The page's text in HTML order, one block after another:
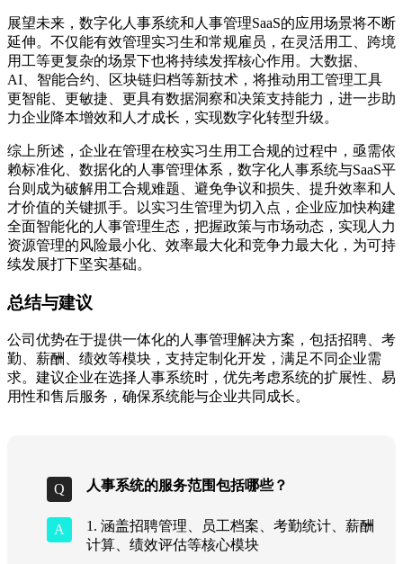
展望未来，数字化人事系统和人事管理SaaS的应用场景将不断
延伸。不仅能有效管理实习生和常规雇员，在灵活用工、跨境
用工等更复杂的场景下也将持续发挥核心作用。大数据、
AI、智能合约、区块链归档等新技术，将推动用工管理工具
更智能、更敏捷、更具有数据洞察和决策支持能力，进一步助
力企业降本增效和人才成长，实现数字化转型升级。
综上所述，企业在管理在校实习生用工合规的过程中，亟需依
赖标准化、数据化的人事管理体系，数字化人事系统与SaaS平
台则成为破解用工合规难题、避免争议和损失、提升效率和人
才价值的关键抓手。以实习生管理为切入点，企业应加快构建
全面智能化的人事管理生态，把握政策与市场动态，实现人力
资源管理的风险最小化、效率最大化和竞争力最大化，为可持
续发展打下坚实基础。
总结与建议
公司优势在于提供一体化的人事管理解决方案，包括招聘、考
勤、薪酬、绩效等模块，支持定制化开发，满足不同企业需
求。建议企业在选择人事系统时，优先考虑系统的扩展性、易
用性和售后服务，确保系统能与企业共同成长。
人事系统的服务范围包括哪些？
1. 涵盖招聘管理、员工档案、考勤统计、薪酬
计算、绩效评估等核心模块